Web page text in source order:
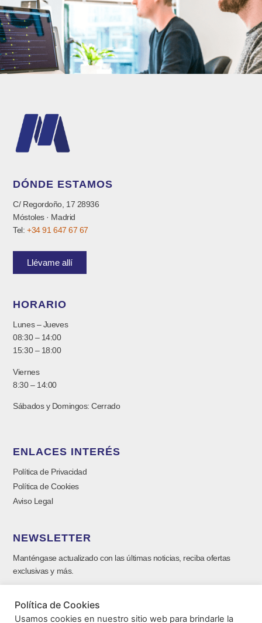
DÓNDE ESTAMOS
C/ Regordoño, 17 28936
Móstoles · Madrid
Tel:+34 91 647 67 67
Llévame allí
HORARIO
Lunes – Jueves
08:30 – 14:00
15:30 – 18:00
Viernes
8:30 – 14:00
Sábados y Domingos: Cerrado
ENLACES INTERÉS
Política de Privacidad
Política de Cookies
Aviso Legal
NEWSLETTER
Manténgase actualizado con las últimas noticias, reciba ofertas
exclusivas y más.
Política de Cookies
Usamos cookies en nuestro sitio web para brindarle la